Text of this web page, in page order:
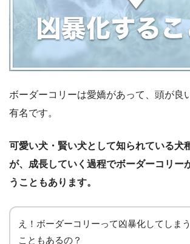
ボーダーコリーは愛嬌があって、頭が良
有名です。
可愛い犬・賢い犬として知られている犬
が、成長していく過程でボーダーコリー
うこともあります。
え！ボーダーコリーって凶暴化してしまう
こともあるの？